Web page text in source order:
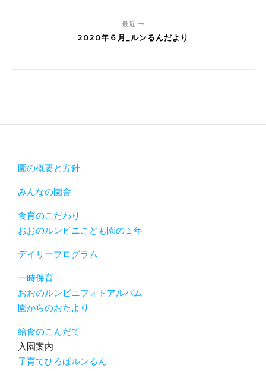
最近
2020年６月_ルンるんだより
園の概要と方針
みんなの園舎
食育のこだわり
おおのルンビニこども園の１年
デイリープログラム
一時保育
おおのルンビニフォトアルバム
園からのおたより
給食のこんだて
入園案内
子育てひろばルンるん